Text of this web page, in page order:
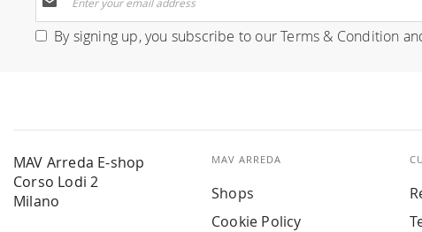
Up
for By signing up, you subscribe to ourTerms & Condition
MAV Arreda E-shop
Corso Lodi 2
Milano
MAV ARREDA
Shops
Cookie Policy